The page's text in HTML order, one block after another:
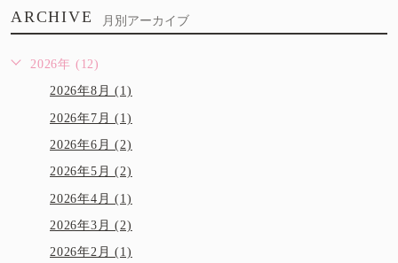
ARCHIVE 月別アーカイブ
2026年 (12)
2026年8月 (1)
2026年7月 (1)
2026年6月 (2)
2026年5月 (2)
2026年4月 (1)
2026年3月 (2)
2026年2月 (1)